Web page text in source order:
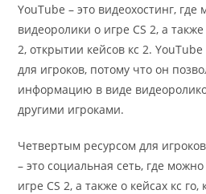
YouTube – это видеохостинг,
видеоролики о игре CS 2, а также
2, открытии кейсов кс 2.
для игроков, потому что он
информацию в виде
другими игроками.
Четвертым ресурсом для
– это социальная сеть, где
игре CS 2, а также о кейсах кс